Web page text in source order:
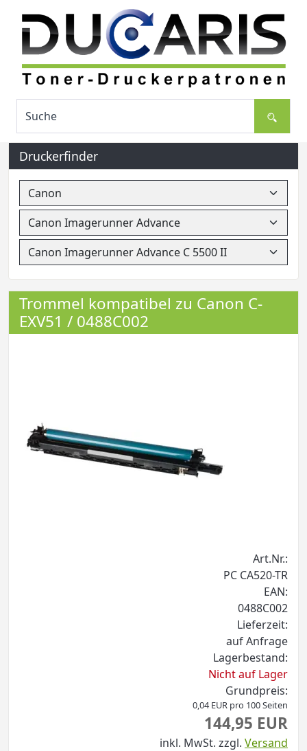
Druckerfinder
Trommel kompatibel zu Canon C-
EXV51 / 0488C002
Art.Nr.:
PC CA520-TR
EAN:
0488C002
Lieferzeit:
auf Anfrage
Lagerbestand:
Nicht auf Lager
Grundpreis:
0,04 EUR pro 100 Seiten
144,95 EUR
inkl. MwSt. zzgl. Versand